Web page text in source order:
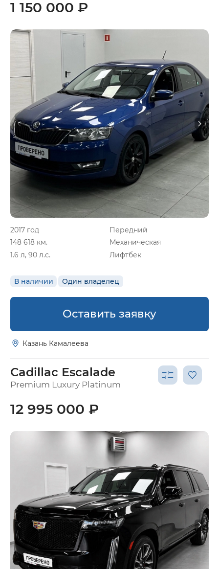
2017 год
Передний
148 618 км.
Механическая
1.6 л, 90 л.с.
Лифтбек
В наличии Один владелец
1 150 000 ₽
Оставить заявку
Казань Камалеева
Cadillac Escalade
Premium Luxury Platinum
12 995 000 ₽